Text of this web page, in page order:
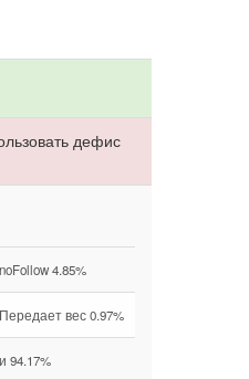
дефис
4.85%
вес 0.97%
94.17%